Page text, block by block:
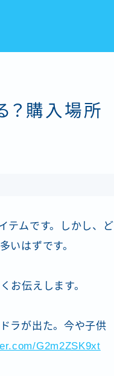
？購入場所
テムです。しかし、ど
いはずです。
お伝えします。
ラが出た。今や子供
G2m2ZSK9xt